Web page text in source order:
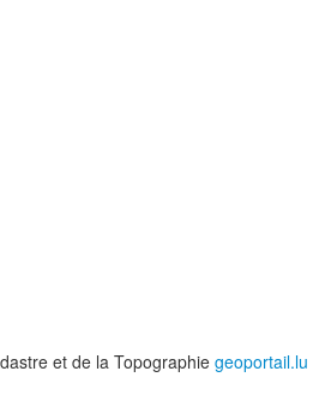
et de la Topographie geoportail.lu